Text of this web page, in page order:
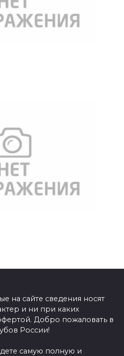
на сайте сведения носят
и ни при каких
Добро пожаловать в
России!
самую полную и